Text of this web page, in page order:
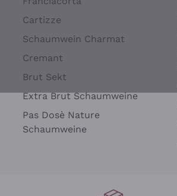
Cartizze
Schaumwein Charmat
Cremant
Brut Sekt
Extra Brut Schaumweine
Pas Dosè Nature
Schaumweine